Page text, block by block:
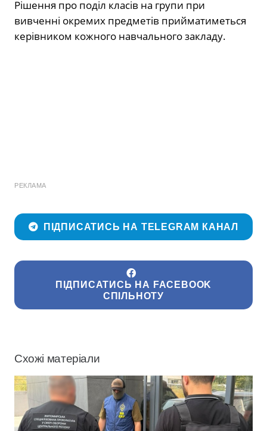
Рішення про поділ класів на групи при
вивченні окремих предметів прийматиметься
керівником кожного навчального закладу.
РЕКЛАМА
ПІДПИСАТИСЬ НА TELEGRAM КАНАЛ
ПІДПИСАТИСЬ НА FACEBOOK
СПІЛЬНОТУ
Схожі матеріали